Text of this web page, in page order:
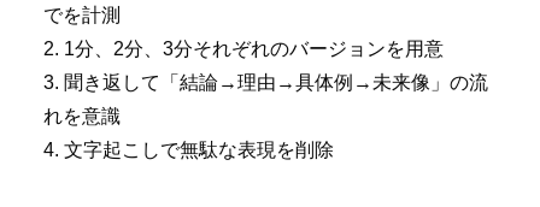
でを計測
2. 1分、2分、3分それぞれのバージョンを用意
3. 聞き返して「結論→理由→具体例→未来像」の流
れを意識
4. 文字起こしで無駄な表現を削除